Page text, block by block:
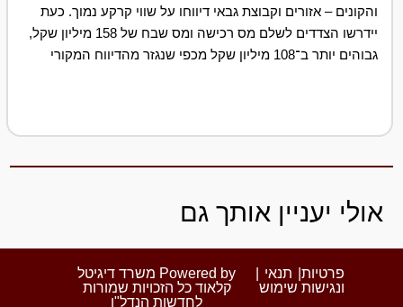
והקונים – אזורים וקבוצת גבאי דיווחו על שווי קרקע נמוך. כעת
יידרשו הצדדים לשלם מס רכישה ומס שבח של 158 מיליון שקל,
גבוהים יותר ב־108 מיליון שקל מכפי שנגזר מהדיווח המקורי
אולי יעניין אותך גם
פרטיות
ונגישות
תנאי
שימוש
Powered by משרד דיגיטל
קלאוד כל הזכויות שמורות
לחדשות הנדל"ן